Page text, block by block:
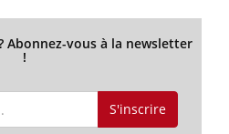
Abonnez-vous à la newsletter
!
S'inscrire